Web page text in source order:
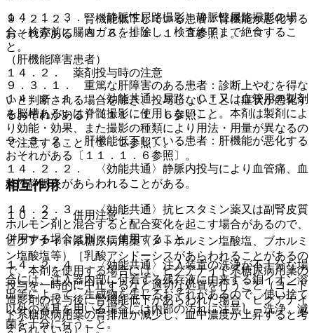
１４．１．３． 〈静脈性尿路撮影〉静脈性尿路撮影の場
合、検査前に腸内ガスを排除し、検査終了まで絶食するこ
と。
１４．２． 薬剤投与時の注意
１４．２．１． 〈効能共通〉尿路、ＣＴ又は血管用の製剤
を脳槽あるいは脊髄撮影に使用しないこと。本剤は製剤によ
り効能・効果、また撮影の種類により用法・用量が異なるの
で注意すること〔１．２参照〕。
１４．２．２． 〈効能共通〉静脈内投与により血管痛、血
栓性静脈炎があらわれることがある。
１４．２．３． 〈効能共通〉抗ヒスタミン薬又は副腎皮質
ホルモン剤と混合すると配合変化を起こす場合があるので、
併用する場合は別々に使用すること。
１４．２．４． 〈効能共通〉注入装置の洗浄が不十分な場
合には、注入器内部に付着する残存液に由来する銅イオン溶
出等によって、生成物を生じるおそれがあるので、使い捨て
以外の器具を用いる場合には内部の汚れに注意し、洗浄、滅
菌を十分に行うこと。
９．２．２． 腎機能低下している患者：腎機能が悪化する
おそれがある〔８．６、１１．１．３参照〕。
（肝機能障害患者）
９．３．１． 重篤な肝障害のある患者：診断上やむを得な
いと判断される場合を除き、投与しないこと（症状が悪化す
るおそれがある）〔１１．１．６参照〕。
９．３．２． 肝機能低下している患者：肝機能が悪化する
おそれがある〔１１．１．６参照〕。
相互作用
１０．２． 併用注意：
ビグアナイド系糖尿病用薬（メトホルミン塩酸塩、ブホルミ
ン塩酸塩等）［乳酸アシドーシスがあらわれることがあるの
で、本剤を使用する場合には、ビグアナイド系糖尿病用薬の
投与を一時的に中止するなど適切な処置を行うこと（ヨード
造影剤の投与後に腎機能低下があらわれた場合、ビグアナイ
ド系糖尿病用薬の腎排泄が減少し、血中濃度が上昇すると考
えられている）］。